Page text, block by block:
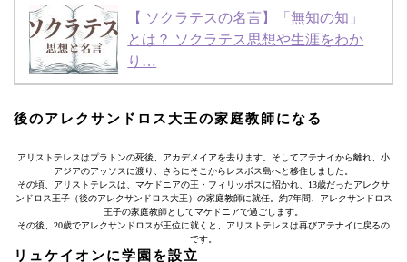
【 ソクラテスの名言】「無知の知」
とは？ ソクラテス思想や生涯をわか
り…
後のアレクサンドロス大王の家庭教師になる
アリストテレスはプラトンの死後、アカデメイアを去ります。そしてアテナイから離れ、小
アジアのアッソスに渡り、さらにそこからレスボス島へと移住しました。
その頃、アリストテレスは、マケドニアの王・フィリッポスに招かれ、13歳だったアレクサ
ンドロス王子（後のアレクサンドロス大王）の家庭教師に就任。約7年間、アレクサンドロス
王子の家庭教師としてマケドニアで過ごします。
その後、20歳でアレクサンドロスが王位に就くと、アリストテレスは再びアテナイに戻るの
です。
リュケイオンに学園を設立